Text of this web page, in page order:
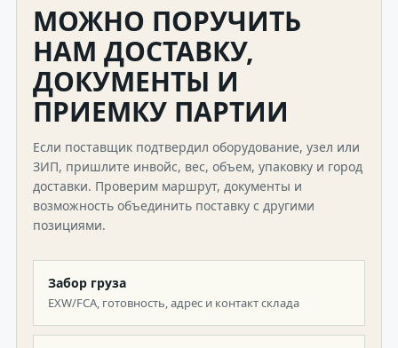
МОЖНО ПОРУЧИТЬ
НАМ ДОСТАВКУ,
ДОКУМЕНТЫ И
ПРИЕМКУ ПАРТИИ
Если поставщик подтвердил оборудование, узел или
ЗИП, пришлите инвойс, вес, объем, упаковку и город
доставки. Проверим маршрут, документы и
возможность объединить поставку с другими
позициями.
Забор груза
EXW/FCA, готовность, адрес и контакт склада